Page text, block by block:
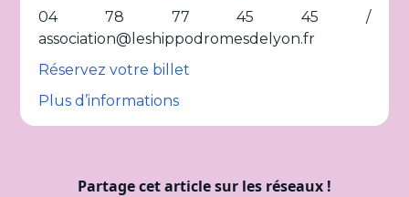
04 78 77 45 45 /
association@leshippodromesdelyon.fr
Réservez votre billet
Plus d’informations
Partage cet article sur les réseaux !